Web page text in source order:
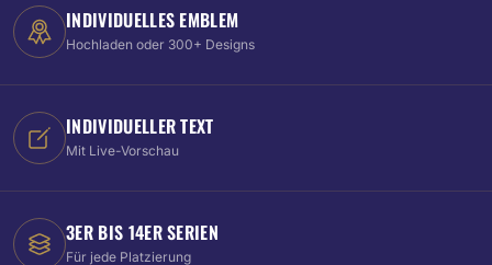
INDIVIDUELLES EMBLEM
Hochladen oder 300+ Designs
INDIVIDUELLER TEXT
Mit Live-Vorschau
3ER BIS 14ER SERIEN
Für jede Platzierung